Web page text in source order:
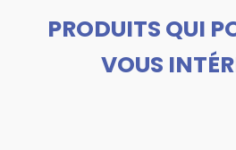
PRODUITS QUI
VOUS